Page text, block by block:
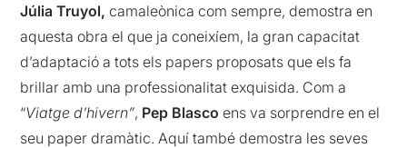
Júlia Truyol, camaleònica com sempre, demostra en
aquesta obra el que ja coneixíem, la gran capacitat
d’adaptació a tots els papers proposats que els fa
brillar amb una professionalitat exquisida. Com a
“Viatge d’hivern”, Pep Blasco ens va sorprendre en el
seu paper dramàtic. Aquí també demostra les seves